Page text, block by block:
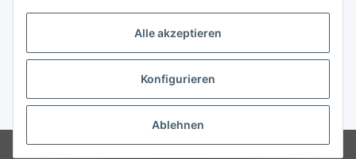
Alle akzeptieren
Konfigurieren
Ablehnen
* Alle Preise inkl. gesetzlicher USt., zzgl.Versand
© Copyright 2026 Treise Elektrotechnik – Alle Rechte vorbehalten
|